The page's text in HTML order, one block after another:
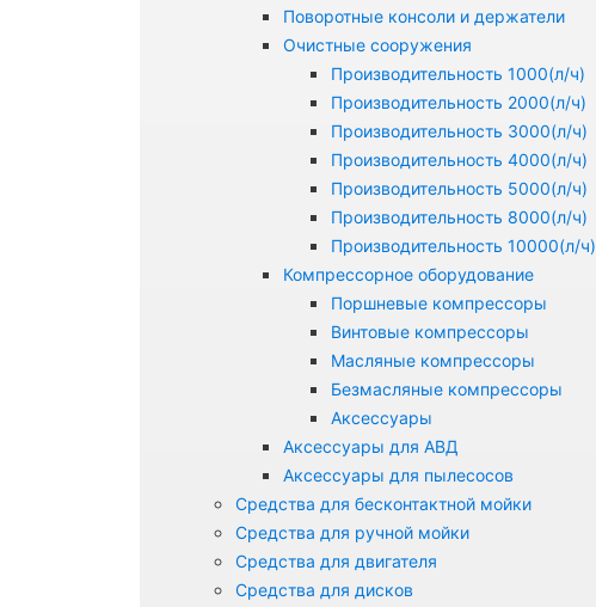
Поворотные консоли и держатели
Очистные сооружения
Производительность 1000(л/ч)
Производительность 2000(л/ч)
Производительность 3000(л/ч)
Производительность 4000(л/ч)
Производительность 5000(л/ч)
Производительность 8000(л/ч)
Производительность 10000(л/ч)
Компрессорное оборудование
Поршневые компрессоры
Винтовые компрессоры
Масляные компрессоры
Безмасляные компрессоры
Аксессуары
Аксессуары для АВД
Аксессуары для пылесосов
Средства для бесконтактной мойки
Средства для ручной мойки
Средства для двигателя
Средства для дисков